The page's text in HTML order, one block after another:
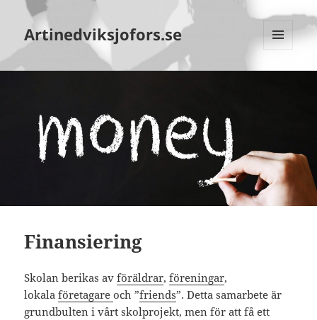
Artinedviksjofors.se
Finansiering
Skolan berikas avföräldrar,föreningar,
lokalaföretagareoch ”friends”. Detta samarbete är
grundbulten i vårt skolprojekt, men för att få ett